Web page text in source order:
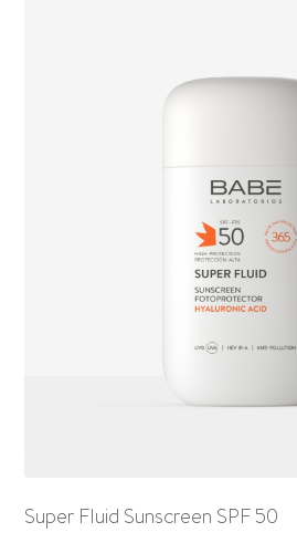
Super Fluid Sunscreen SPF 50